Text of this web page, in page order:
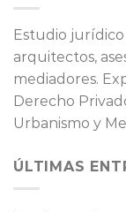
Estudio
arquitectos,
mediadores.
Derecho
Urbanismo y
ÚLTIMAS